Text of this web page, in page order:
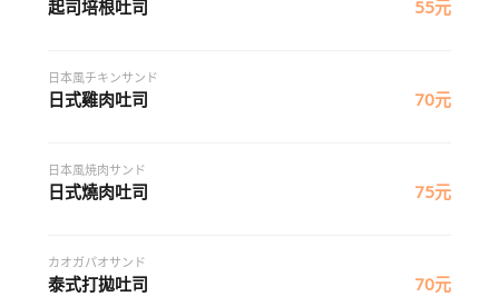
起司培根吐司 55元
日本風チキンサンド
日式雞肉吐司 70元
日本風焼肉サンド
日式燒肉吐司 75元
カオガパオサンド
泰式打拋吐司 70元